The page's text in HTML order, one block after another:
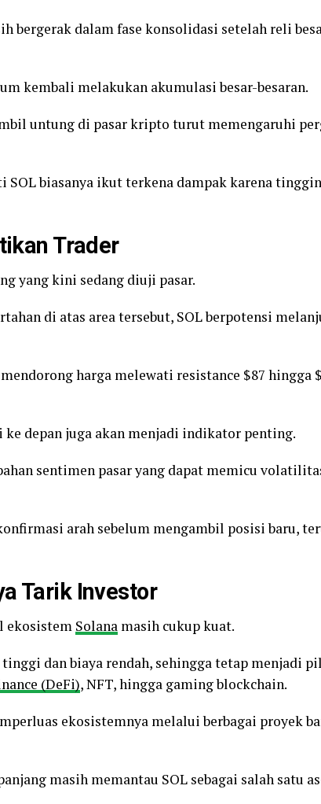
bergerak dalam fase konsolidasi setelah reli
kembali melakukan akumulasi besar-besaran.
untung di pasar kripto turut memengaruhi
biasanya ikut terkena dampak karena
Trader
yang kini sedang diuji pasar.
di atas area tersebut, SOL berpotensi
harga melewati resistance $87 hingga
ke depan juga akan menjadi indikator penting.
sentimen pasar yang dapat memicu
arah sebelum mengambil posisi baru,
Tarik Investor
ekosistem Solana masih cukup kuat.
dan biaya rendah, sehingga tetap menjadi
(DeFi), NFT, hingga gaming blockchain.
ekosistemnya melalui berbagai proyek
masih memantau SOL sebagai salah satu